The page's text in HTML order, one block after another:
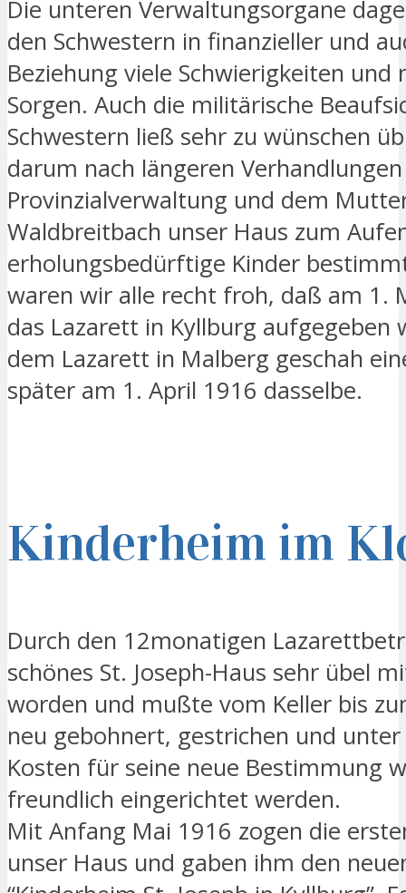
Die unteren Verwaltungsorgane
den Schwestern in finanzieller und
Beziehung viele Schwierigkeiten und
Sorgen. Auch die militärische
Schwestern ließ sehr zu wünschen
darum nach längeren
Provinzialverwaltung und dem
Waldbreitbach unser Haus zum
erholungsbedürftige Kinder
waren wir alle recht froh, daß am 1.
das Lazarett in Kyllburg aufgegeben
dem Lazarett in Malberg geschah
später am 1. April 1916 dasselbe.
Kinderheim im
Durch den 12monatigen
schönes St. Joseph-Haus sehr übel
worden und mußte vom Keller bis
neu gebohnert, gestrichen und
Kosten für seine neue Bestimmung
freundlich eingerichtet werden.
Mit Anfang Mai 1916 zogen die
unser Haus und gaben ihm den